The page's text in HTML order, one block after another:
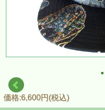
価格:6,600円(税込)